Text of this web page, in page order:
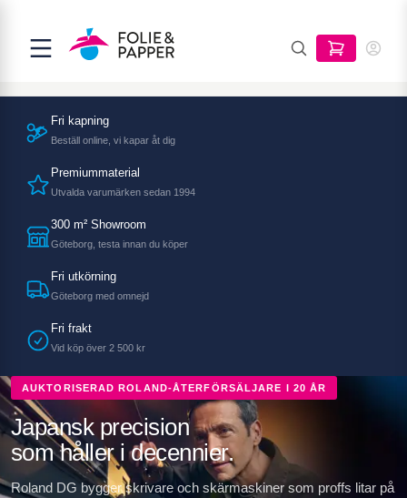
Fri kapning
Beställ online, vi kapar åt dig
Premiummaterial
Utvalda varumärken sedan 1994
300 m² Showroom
Göteborg, testa innan du köper
Fri utkörning
Göteborg med omnejd
Fri frakt
Vid köp över 2 500 kr
AUKTORISERAD ROLAND-ÅTERFÖRSÄLJARE I 20 ÅR
Japansk precision
som håller i decennier.
Roland DG bygger skrivare och skärmaskiner som proffs litar på